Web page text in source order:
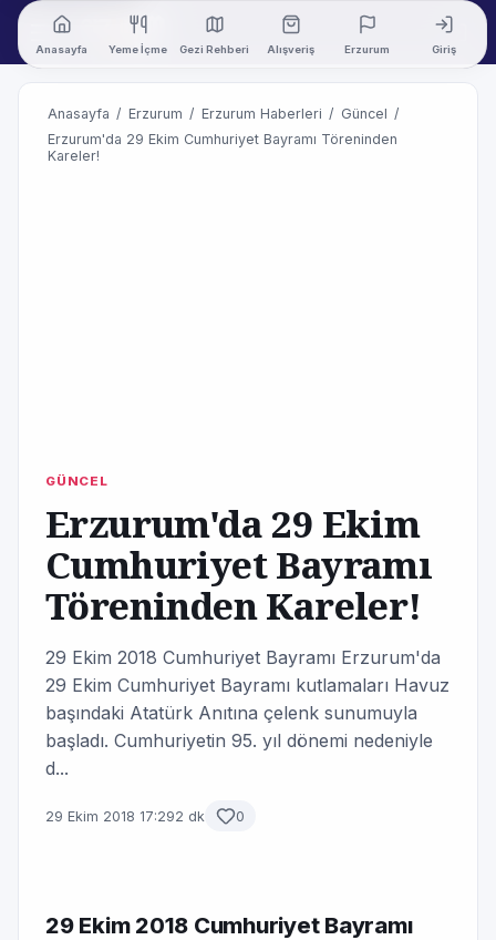
Anasayfa Yeme İçme Gezi Rehberi Alışveriş Erzurum Giriş
Anasayfa / Erzurum / Erzurum Haberleri / Güncel /
Erzurum'da 29 Ekim Cumhuriyet Bayramı Töreninden
Kareler!
GÜNCEL
Erzurum'da 29 Ekim
Cumhuriyet Bayramı
Töreninden Kareler!
29 Ekim 2018 Cumhuriyet Bayramı Erzurum'da
29 Ekim Cumhuriyet Bayramı kutlamaları Havuz
başındaki Atatürk Anıtına çelenk sunumuyla
başladı. Cumhuriyetin 95. yıl dönemi nedeniyle
d...
29 Ekim 2018 17:292 dk 0
29 Ekim 2018 Cumhuriyet Bayramı